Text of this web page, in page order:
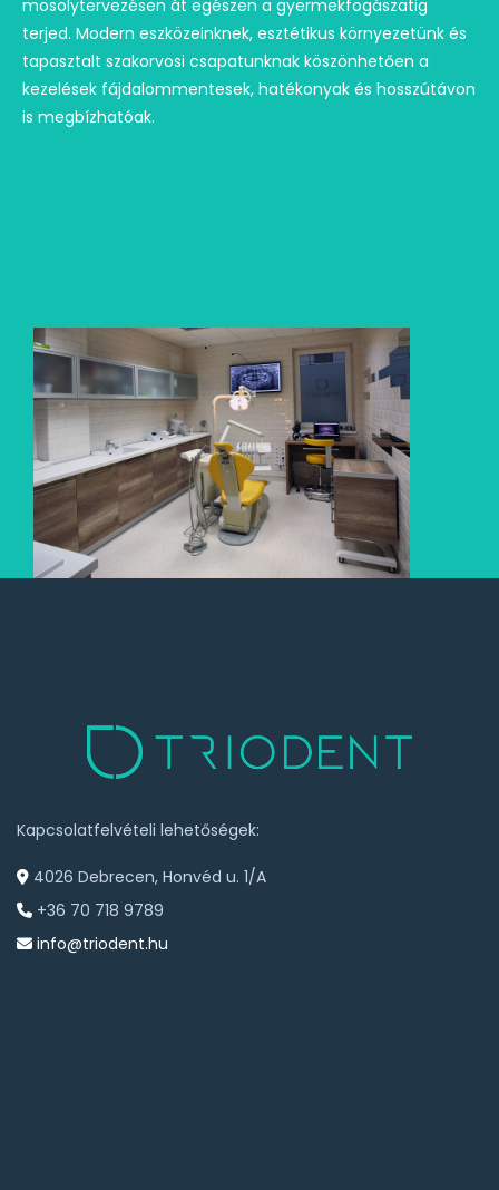
mosolytervezésen át egészen a gyermekfogászatig
terjed. Modern eszközeinknek, esztétikus környezetünk és
tapasztalt szakorvosi csapatunknak köszönhetően a
kezelések fájdalommentesek, hatékonyak és hosszútávon
is megbízhatóak.
Kapcsolatfelvételi lehetőségek:
4026 Debrecen, Honvéd u. 1/A
+36 70 718 9789
info@triodent.hu